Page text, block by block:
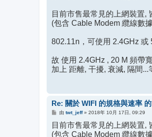
目前市售最常見的上網裝置,
(包含 Cable Modem 纜線數
802.11n，可使用 2.4GHz 或
故 使用 2.4GHz , 20 M 頻帶
加上 距離, 干擾, 衰減, 隔間...
Re: 關於 WIFI 的規格與速率
文
由 twt_jeff» 2018年 10月 17日, 09:29
目前市售最常見的上網裝置,
(包含 Cable Modem 纜線數